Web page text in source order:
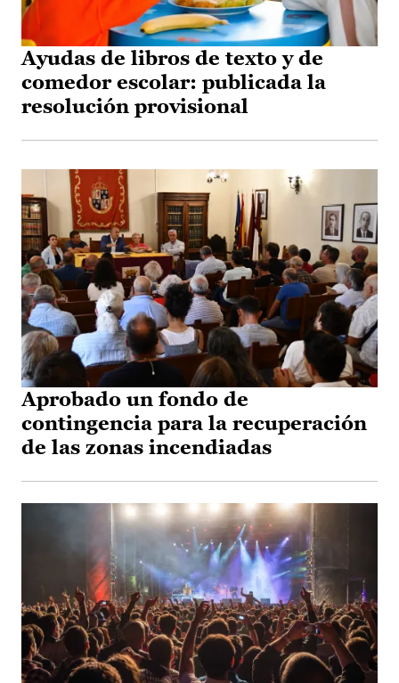
Ayudas de libros de texto y de
comedor escolar: publicada la
resolución provisional
Aprobado un fondo de
contingencia para la recuperación
de las zonas incendiadas